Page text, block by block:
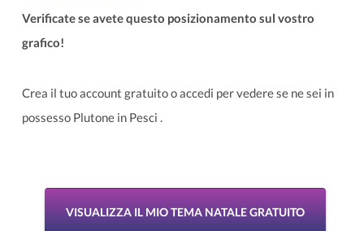
Verificate se avete questo posizionamento sul vostro
grafico!
Crea il tuo account gratuito o accedi per vedere se ne sei in
possesso Plutone in Pesci .
VISUALIZZA IL MIO TEMA NATALE GRATUITO